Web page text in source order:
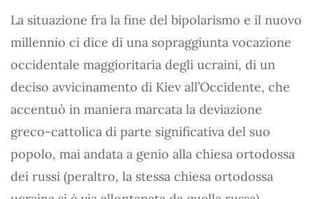
La situazione fra la fine del bipolarismo e il nuovo
millennio ci dice di una sopraggiunta vocazione
occidentale maggioritaria degli ucraini, di un
deciso avvicinamento di Kiev all’Occidente, che
accentuò in maniera marcata la deviazione
greco-cattolica di parte significativa del suo
popolo, mai andata a genio alla chiesa ortodossa
dei russi (peraltro, la stessa chiesa ortodossa